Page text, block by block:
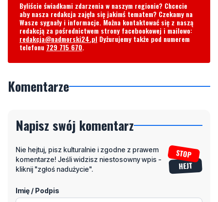
Byliście świadkami zdarzenia w naszym regionie? Chcecie
aby nasza redakcja zajęła się jakimś tematem? Czekamy na
Wasze sygnały i informacje. Można kontaktować się z naszą
redakcją za pośrednictwem strony facebookowej i mailowo:
redakcja@nadmorski24.pl Dyżurujemy także pod numerem
telefonu 729 715 670.
Komentarze
Napisz swój komentarz
Nie hejtuj, pisz kulturalnie i zgodne z prawem
komentarze! Jeśli widzisz niestosowny wpis -
kliknij "zgłoś nadużycie".
Imię / Podpis